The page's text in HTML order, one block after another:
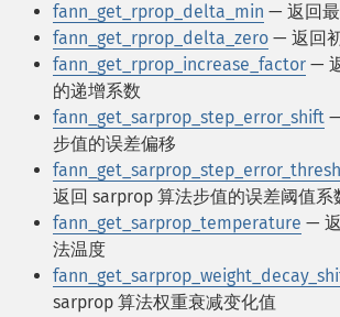
fann_get_rprop_delta_min — 返回
fann_get_rprop_delta_zero — 返回
fann_get_rprop_increase_factor —
的递增系数
fann_get_sarprop_step_error_shift
步值的误差偏移
返回 sarprop 算法步值的误差阈值系
fann_get_sarprop_temperature —
法温度
sarprop 算法权重衰减变化值